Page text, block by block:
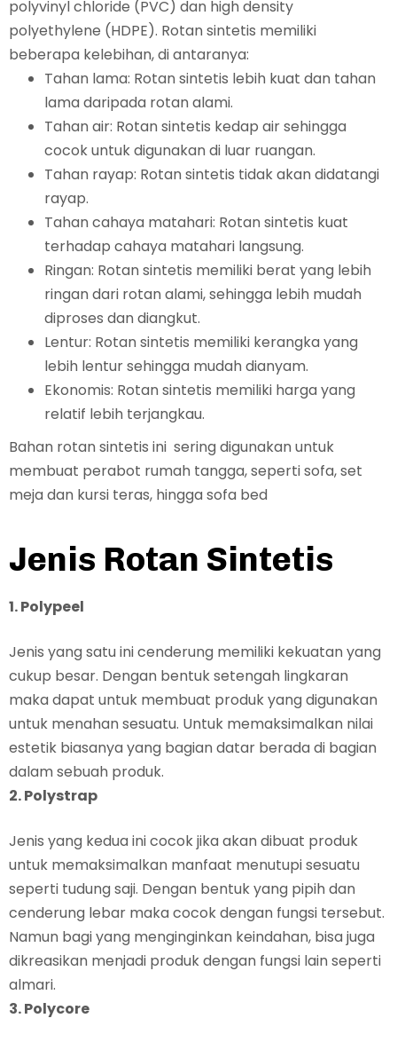
polyvinyl chloride (PVC) dan high density
polyethylene (HDPE). Rotan sintetis memiliki
beberapa kelebihan, di antaranya:
Tahan lama: Rotan sintetis lebih kuat dan tahan
lama daripada rotan alami.
Tahan air: Rotan sintetis kedap air sehingga
cocok untuk digunakan di luar ruangan.
Tahan rayap: Rotan sintetis tidak akan didatangi
rayap.
Tahan cahaya matahari: Rotan sintetis kuat
terhadap cahaya matahari langsung.
Ringan: Rotan sintetis memiliki berat yang lebih
ringan dari rotan alami, sehingga lebih mudah
diproses dan diangkut.
Lentur: Rotan sintetis memiliki kerangka yang
lebih lentur sehingga mudah dianyam.
Ekonomis: Rotan sintetis memiliki harga yang
relatif lebih terjangkau.
Bahan rotan sintetis ini sering digunakan untuk
membuat perabot rumah tangga, seperti sofa, set
meja dan kursi teras, hingga sofa bed
Jenis Rotan Sintetis
1. Polypeel
Jenis yang satu ini cenderung memiliki kekuatan yang
cukup besar. Dengan bentuk setengah lingkaran
maka dapat untuk membuat produk yang digunakan
untuk menahan sesuatu. Untuk memaksimalkan nilai
estetik biasanya yang bagian datar berada di bagian
dalam sebuah produk.
2. Polystrap
Jenis yang kedua ini cocok jika akan dibuat produk
untuk memaksimalkan manfaat menutupi sesuatu
seperti tudung saji. Dengan bentuk yang pipih dan
cenderung lebar maka cocok dengan fungsi tersebut.
Namun bagi yang menginginkan keindahan, bisa juga
dikreasikan menjadi produk dengan fungsi lain seperti
almari.
3. Polycore